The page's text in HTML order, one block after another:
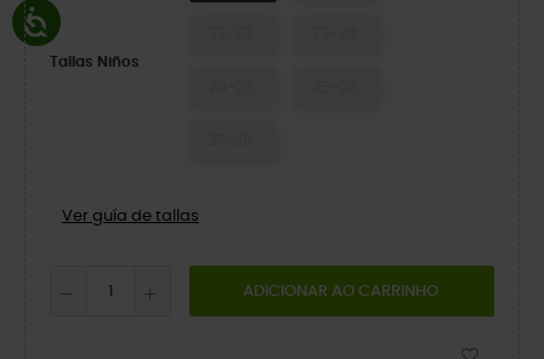
Tallas Niños
Ver guía de tallas
ADICIONAR AO CARRINHO